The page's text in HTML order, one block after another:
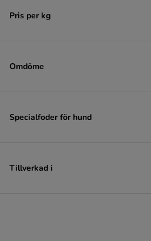
Pris per kg
Omdöme
Specialfoder för hund
Tillverkad i